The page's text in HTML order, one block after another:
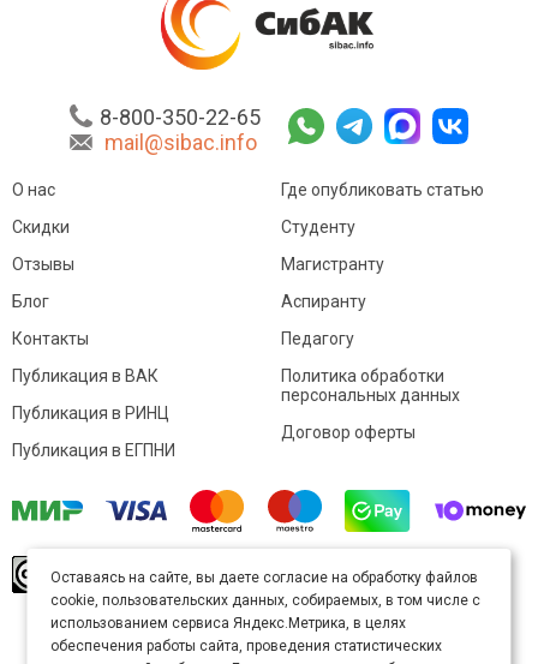
8-800-350-22-65
mail@sibac.info
О нас
Скидки
Отзывы
Блог
Контакты
Где опубликовать статью
Студенту
Магистранту
Аспиранту
Педагогу
Публикация в ВАК
Публикация в РИНЦ
Публикация в ЕГПНИ
Политика обработки
персональных данных
Договор оферты
произведение доступно полицензии Creative
Commons «Attribution» («Атрибуция») 4.0
Непортированная.
Карта сайта
Оставаясь на сайте, вы даете согласие на обработку файлов
cookie, пользовательских данных, собираемых, в том числе с
использованием сервиса Яндекс.Метрика, в целях
обеспечения работы сайта, проведения статистических